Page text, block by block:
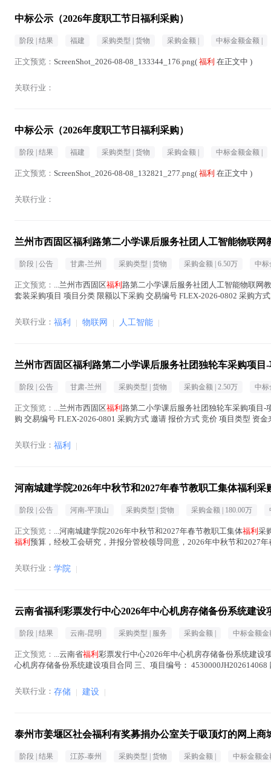
中标公示（2026年度职工节日福利采购）
阶段 | 结果 福建 采购类型 | 货物 采购金额 | 中标金额金额 |
正文预览： ScreenShot_2026-08-08_133344_176.png( 福利 在正文中 )
关联行业：
中标公示（2026年度职工节日福利采购）
阶段 | 结果 福建 采购类型 | 货物 采购金额 | 中标金额金额 |
正文预览： ScreenShot_2026-08-08_132821_277.png( 福利 在正文中 )
关联行业：
兰州市西固区福利路第二小学课后服务社团人工智能物联网
阶段 | 公告 甘肃-兰州 采购类型 | 货物 采购金额 | 6.50万 中标
正文预览： ...兰州市西固区福利 路第二小学课后服务社团人工智能物联网
套装采购项目 项目分类 限额以下采购 交易编号 FLEX-2026-0802 采购方
关联行业： 福利 | 物联网 | 人工智能 |
兰州市西固区福利路第二小学课后服务社团独轮车采购项目
阶段 | 公告 甘肃-兰州 采购类型 | 货物 采购金额 | 2.50万 中标
正文预览： ...兰州市西固区福利 路第二小学课后服务社团独轮车采购项目-
购 交易编号 FLEX-2026-0801 采购方式 邀请 报价方式 竞价 项目类型 资
关联行业： 福利 |
河南城建学院2026年中秋节和2027年春节教职工集体福利采
阶段 | 公告 河南-平顶山 采购类型 | 货物 采购金额 | 180.00万
正文预览： ...河南城建学院2026年中秋节和2027年春节教职工集体福利 采
福利 预算，经校工会研究，并报分管校领导同意，2026年中秋节和2027
关联行业： 学院 |
云南省福利彩票发行中心2026年中心机房存储备份系统建设
阶段 | 结果 云南-昆明 采购类型 | 服务 采购金额 | 中标金额
正文预览： ...云南省福利 彩票发行中心2026年中心机房存储备份系统建设
心机房存储备份系统建设项目合同 三、项目编号：
关联行业： 存储 | 建设 |
泰州市姜堰区社会福利有奖募捐办公室关于吸顶灯的网上商
阶段 | 结果 江苏-泰州 采购类型 | 货物 采购金额 | 中标金额